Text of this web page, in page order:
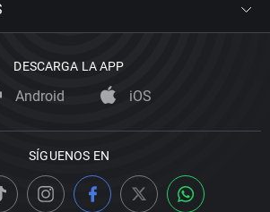
DESCARGA LA APP
Android iOS
SÍGUENOS EN